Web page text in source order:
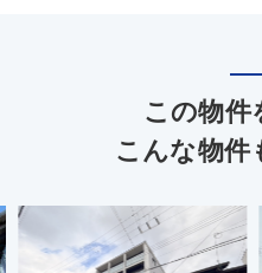
この物件
こんな物件